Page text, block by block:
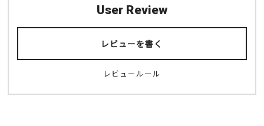
User Review
レビューを書く
レビュールール